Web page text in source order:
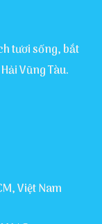
tươi sống, bắt
Vũng Tàu.
Việt Nam